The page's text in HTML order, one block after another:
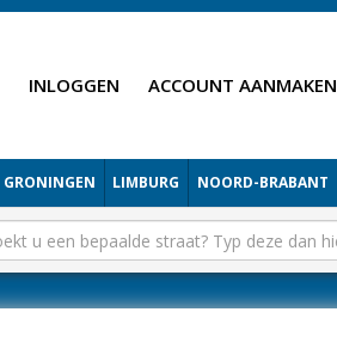
INLOGGEN ACCOUNT AANMAKEN
GRONINGEN LIMBURG NOORD-BRABANT